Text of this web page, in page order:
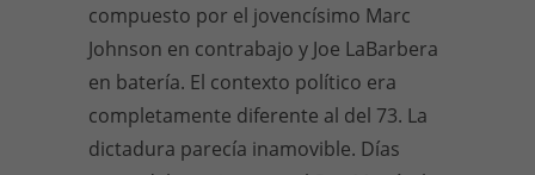
compuesto por el jovencísimo Marc
Johnson en contrabajo y Joe LaBarbera
en batería. El contexto político era
completamente diferente al del 73. La
dictadura parecía inamovible. Días